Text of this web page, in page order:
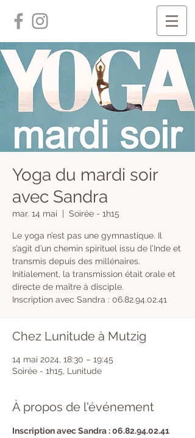
Yoga du mardi soir
avec Sandra
mar. 14 mai Soirée - 1h15
Le yoga n’est pas une gymnastique. Il
s’agit d’un chemin spirituel issu de l’Inde et
transmis depuis des millénaires.
Initialement, la transmission était orale et
directe de maître à disciple.
Inscription avec Sandra : 06.82.94.02.41
Chez Lunitude à Mutzig
14 mai 2024, 18:30 – 19:45
Soirée - 1h15, Lunitude
À propos de l'événement
Inscription avec Sandra : 06.82.94.02.41